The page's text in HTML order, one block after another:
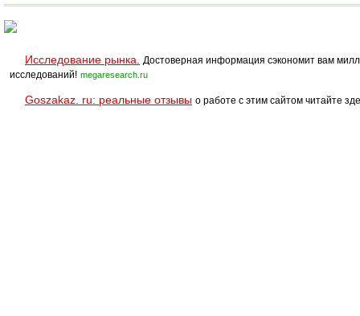
Исследование рынка.
Достоверная информация сэкономит вам
исследований! megaresearch.ru
Goszakaz. ru: реальные отзывы о работе с этим сайтом читайте